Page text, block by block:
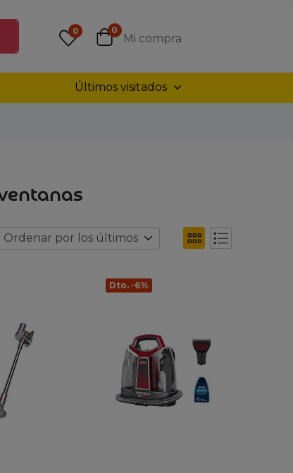
0 0
Mi compra
Últimos visitados
Ordenar por los últimos
Dto. -6%